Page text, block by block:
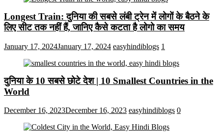
Longest Train: दुनिया की सबसे लंबी ट्रेन में लोगों के बैठने के
लिए सीट तक ​​नहीं हैं, जानिए कैसे कटता है लोगो का समय
January 17, 2024January 17, 2024 easyhindiblogs 1
दुनिया के 10 सबसे छोटे देश | 10 Smallest Countries in the
World
December 16, 2023December 16, 2023 easyhindiblogs 0